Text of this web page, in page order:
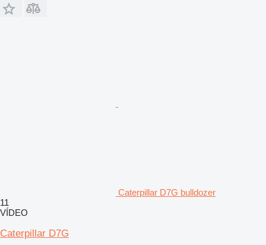
Caterpillar D7G bulldozer
11
VÍDEO
Caterpillar D7G